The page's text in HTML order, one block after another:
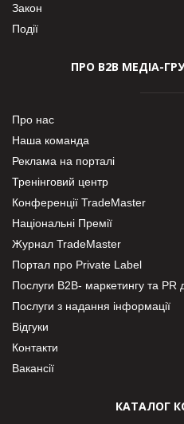
Закон
Події
ПРО В2В МЕДІА-
Про нас
Наша команда
Реклама на порталі
Тренінговий центр
Конференції TradeMaster
Національні Премії
Журнал TradeMaster
Портал про Private Label
Послуги В2В- маркетингу та PR
Послуги з надання інформації
Відгуки
Контакти
Вакансії
КАТАЛОГ